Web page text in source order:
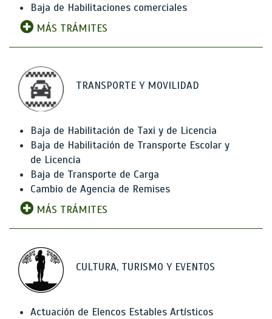
Baja de Habilitaciones comerciales
MÁS TRÁMITES
TRANSPORTE Y MOVILIDAD
Baja de Habilitación de Taxi y de Licencia
Baja de Habilitación de Transporte Escolar y
de Licencia
Baja de Transporte de Carga
Cambio de Agencia de Remises
MÁS TRÁMITES
CULTURA, TURISMO Y EVENTOS
Actuación de Elencos Estables Artísticos